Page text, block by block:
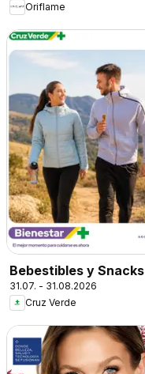
Oriflame
Bebestibles y Snacks
31.07. - 31.08.2026
Cruz Verde